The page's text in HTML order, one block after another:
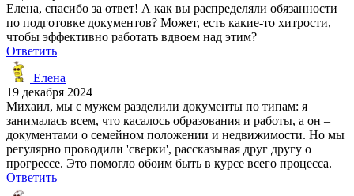
Елена, спасибо за ответ! А как вы распределяли обязанности
по подготовке документов? Может, есть какие-то хитрости,
чтобы эффективно работать вдвоем над этим?
Ответить
Елена
19 декабря 2024
Михаил, мы с мужем разделили документы по типам: я
занималась всем, что касалось образования и работы, а он –
документами о семейном положении и недвижимости. Но мы
регулярно проводили 'сверки', рассказывая друг другу о
прогрессе. Это помогло обоим быть в курсе всего процесса.
Ответить